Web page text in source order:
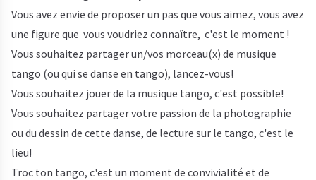
Vous avez envie de proposer un pas que vous aimez, vous avez
une figure que vous voudriez connaître, c'est le moment !
Vous souhaitez partager un/vos morceau(x) de musique
tango (ou qui se danse en tango), lancez-vous!
Vous souhaitez jouer de la musique tango, c'est possible!
Vous souhaitez partager votre passion de la photographie
ou du dessin de cette danse, de lecture sur le tango, c'est le
lieu!
Troc ton tango, c'est un moment de convivialité et de